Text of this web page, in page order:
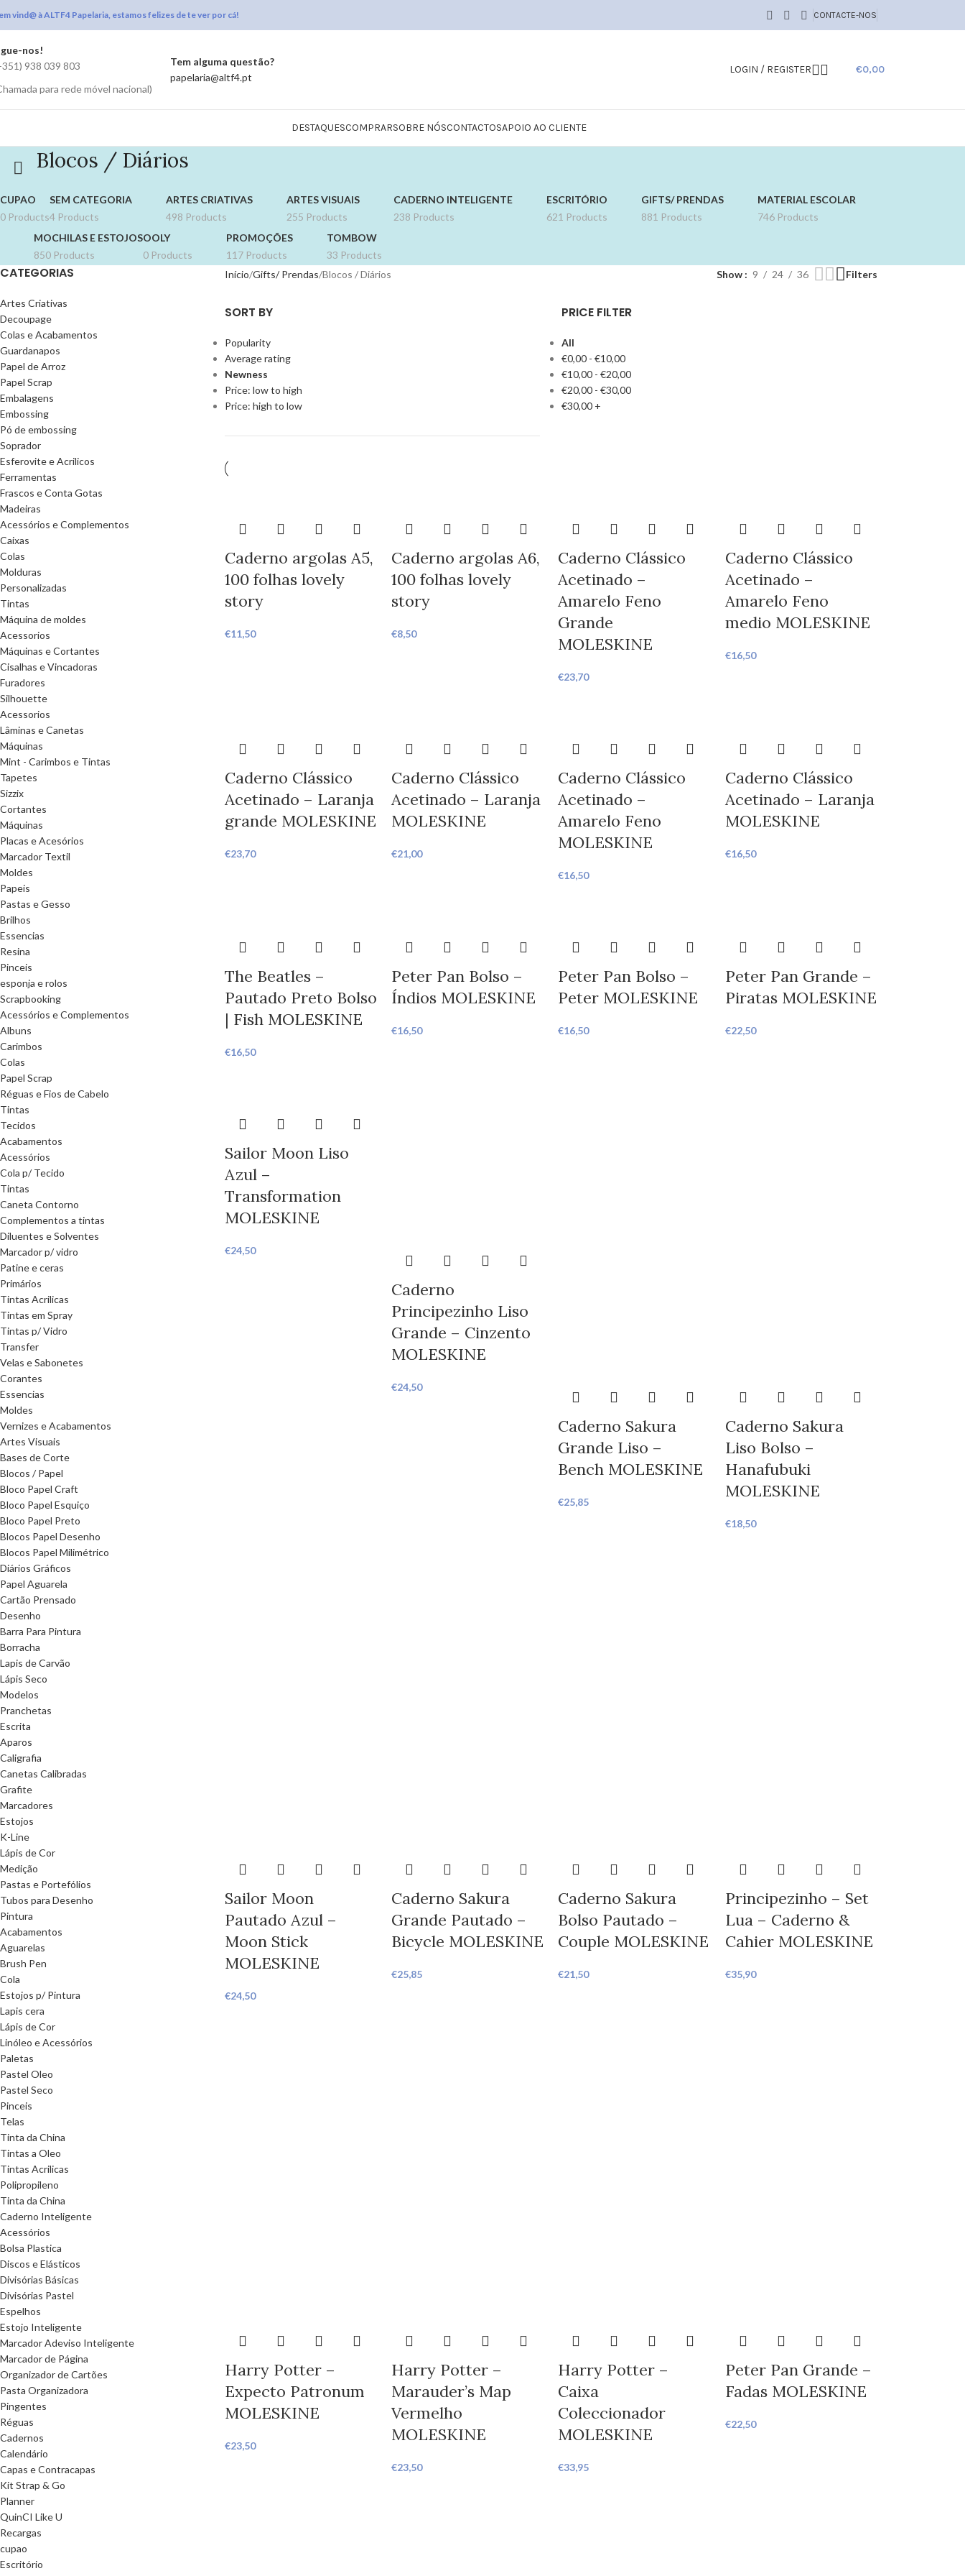
vind@ à ALTF4 Papelaria, estamos felizes de te ver por cá! CONTACTE-NOS
nos!
938 039 803
para rede móvel nacional)
Tem alguma questão?
papelaria@altf4.pt
LOGIN / REGISTER €0,00
DESTAQUESCOMPRARSOBRE NÓSCONTACTOSAPOIO AO CLIENTE
Blocos / Diários
CUPAO
0 Products
SEM CATEGORIA
4 Products
ARTES CRIATIVAS
498 Products
ARTES VISUAIS
255 Products
CADERNO INTELIGENTE
238 Products
ESCRITÓRIO
621 Products
GIFTS/ PRENDAS
881 Products
MATERIAL ESCOLAR
746 Products
MOCHILAS E ESTOJOS
850 Products
OOLY
0 Products
PROMOÇÕES
117 Products
TOMBOW
33 Products
CATEGORIAS
Artes Criativas
Decoupage
Colas e Acabamentos
Guardanapos
Papel de Arroz
Papel Scrap
Embalagens
Embossing
Pó de embossing
Soprador
Esferovite e Acrilicos
Ferramentas
Frascos e Conta Gotas
Madeiras
Acessórios e Complementos
Caixas
Colas
Molduras
Personalizadas
Tintas
Máquina de moldes
Acessorios
Máquinas e Cortantes
Cisalhas e Vincadoras
Furadores
Silhouette
Acessorios
Lâminas e Canetas
Máquinas
Mint - Carimbos e Tintas
Tapetes
Sizzix
Cortantes
Máquinas
Placas e Acesórios
Marcador Textil
Moldes
Papeis
Pastas e Gesso
Brilhos
Essencias
Resina
Pinceis
esponja e rolos
Scrapbooking
Acessórios e Complementos
Albuns
Carimbos
Colas
Papel Scrap
Réguas e Fios de Cabelo
Tintas
Tecidos
Acabamentos
Acessórios
Cola p/ Tecido
Tintas
Caneta Contorno
Complementos a tintas
Diluentes e Solventes
Marcador p/ vidro
Patine e ceras
Primários
Tintas Acrilicas
Tintas em Spray
Tintas p/ Vidro
Transfer
Velas e Sabonetes
Corantes
Essencias
Moldes
Vernizes e Acabamentos
Artes Visuais
Bases de Corte
Blocos / Papel
Bloco Papel Craft
Bloco Papel Esquiço
Bloco Papel Preto
Blocos Papel Desenho
Blocos Papel Milimétrico
Diários Gráficos
Papel Aguarela
Cartão Prensado
Desenho
Barra Para Pintura
Borracha
Lapis de Carvão
Lápis Seco
Modelos
Pranchetas
Escrita
Aparos
Caligrafia
Canetas Calibradas
Grafite
Marcadores
Estojos
K-Line
Lápis de Cor
Medição
Pastas e Portefólios
Tubos para Desenho
Pintura
Acabamentos
Aguarelas
Brush Pen
Cola
Estojos p/ Pintura
Lapis cera
Lápis de Cor
Linóleo e Acessórios
Paletas
Pastel Oleo
Pastel Seco
Pinceis
Telas
Tinta da China
Tintas a Oleo
Tintas Acrilicas
Polipropileno
Tinta da China
Caderno Inteligente
Acessórios
Bolsa Plastica
Discos e Elásticos
Divisórias Básicas
Divisórias Pastel
Espelhos
Estojo Inteligente
Marcador Adeviso Inteligente
Marcador de Página
Organizador de Cartões
Pasta Organizadora
Pingentes
Réguas
Cadernos
Calendário
Capas e Contracapas
Kit Strap & Go
Planner
QuinCI Like U
Recargas
cupao
Escritório
Início Gifts/ Prendas Blocos / Diários Show 9 24 36 Filters
SORT BY
Popularity
Average rating
Newness
Price: low to high
Price: high to low
PRICE FILTER
All
€0,00 -€10,00
€10,00 -€20,00
€20,00 -€30,00
€30,00 +
Caderno argolas A5,
100 folhas lovely
story
€11,50
Caderno argolas A6,
100 folhas lovely
story
€8,50
Caderno Clássico
Acetinado –
Amarelo Feno
Grande
MOLESKINE
€23,70
Caderno Clássico
Acetinado –
Amarelo Feno
medio MOLESKINE
€16,50
Caderno Clássico
Acetinado – Laranja
grande MOLESKINE
€23,70
Caderno Clássico
Acetinado – Laranja
MOLESKINE
€21,00
Caderno Clássico
Acetinado –
Amarelo Feno
MOLESKINE
€16,50
Caderno Clássico
Acetinado – Laranja
MOLESKINE
€16,50
The Beatles –
Pautado Preto Bolso
| Fish MOLESKINE
€16,50
Peter Pan Bolso –
Índios MOLESKINE
€16,50
Peter Pan Bolso –
Peter MOLESKINE
€16,50
Peter Pan Grande –
Piratas MOLESKINE
€22,50
Sailor Moon Liso
Azul –
Transformation
MOLESKINE
€24,50
Caderno
Principezinho Liso
Grande – Cinzento
MOLESKINE
€24,50
Caderno Sakura
Grande Liso –
Bench MOLESKINE
€25,85
Caderno Sakura
Liso Bolso –
Hanafubuki
MOLESKINE
€18,50
Sailor Moon
Pautado Azul –
Moon Stick
MOLESKINE
€24,50
Caderno Sakura
Grande Pautado –
Bicycle MOLESKINE
€25,85
Caderno Sakura
Bolso Pautado –
Couple MOLESKINE
€21,50
Principezinho – Set
Lua – Caderno &
Cahier MOLESKINE
€35,90
Harry Potter –
Expecto Patronum
MOLESKINE
€23,50
Harry Potter –
Marauder’s Map
Vermelho
MOLESKINE
€23,50
Harry Potter –
Caixa
Coleccionador
MOLESKINE
€33,95
Peter Pan Grande –
Fadas MOLESKINE
€22,50